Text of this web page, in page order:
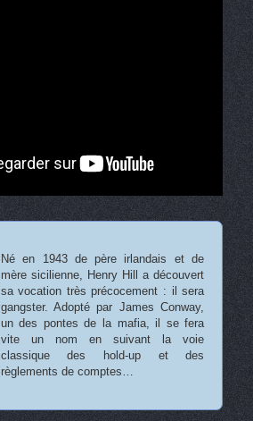
Né en 1943 de père irlandais et de
mère sicilienne, Henry Hill a découvert
sa vocation très précocement : il sera
gangster. Adopté par James Conway,
un des pontes de la mafia, il se fera
vite un nom en suivant la voie
classique des hold-up et des
règlements de comptes…